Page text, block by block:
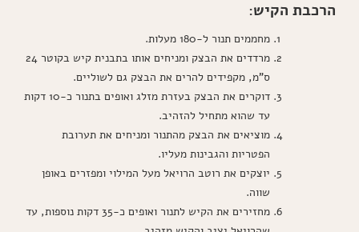
הרכבת הקיש:
מחממים תנור ל-180 מעלות.
מרדדים את הבצק ומניחים אותו בתבנית קיש בקוטר 24
ס"מ, מקפידים להרים את הבצק גם לשוליים.
דוקרים את הבצק בעזרת מזלג ואופים בתנור כ-10 דקות
עד שהוא מתחיל להזהיב.
מוציאים את הבצק מהתנור ומניחים את תערובת
הפטריות והגבינות מעליו.
יוצקים את רוטב הרויאל מעל המילוי ומפזרים באופן
שווה.
מחזירים את הקיש לתנור ואופים כ-35 דקות נוספות, עד